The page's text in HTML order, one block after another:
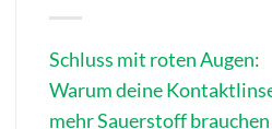
Schluss mit roten Augen:
Warum deine
mehr Sauerstoff brauchen